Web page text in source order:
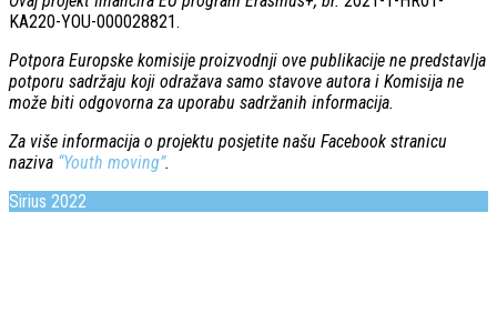
KA220-YOU-000028821.
Potpora Europske komisije proizvodnji ove publikacije ne predstavlja
potporu sadržaju koji odražava samo stavove autora i Komisija ne
može biti odgovorna za uporabu sadržanih informacija.
Za više informacija o projektu posjetite našu Facebook stranicu
naziva “Youth moving”.
Sirius 2022